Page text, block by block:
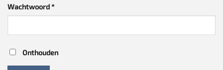
Wachtwoord*Vereist
Onthouden